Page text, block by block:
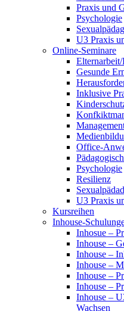
Praxis und
Psychologie
U3 Praxis
Online-Seminare
Gesunde
Inklusive
Office-
Psychologie
Resilienz
U3 Praxis
Kursreihen
Inhouse-
Inhosue –
Inhouse –
Inhouse –
Inhouse –
Inhouse –
Inhouse –
Inhouse –
Wachsen